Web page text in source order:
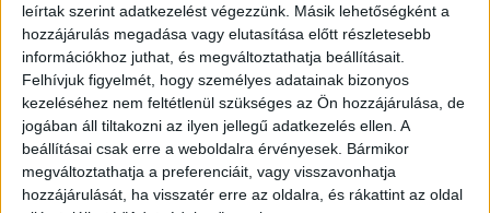
leírtak szerint adatkezelést végezzünk. Másik lehetőségként a
hozzájárulás megadása vagy elutasítása előtt részletesebb
információkhoz juthat, és megváltoztathatja beállításait.
Felhívjuk figyelmét, hogy személyes adatainak bizonyos
kezeléséhez nem feltétlenül szükséges az Ön hozzájárulása, de
jogában áll tiltakozni az ilyen jellegű adatkezelés ellen. A
beállításai csak erre a weboldalra érvényesek. Bármikor
megváltoztathatja a preferenciáit, vagy visszavonhatja
hozzájárulását, ha visszatér erre az oldalra, és rákattint az oldal
2025-ben:kb.17 000 – 18 000 Ft/év
2026-ban:kb.19 000 – 20 500 Ft/év?Éves plusz
teher:2 000–3 000 Ft
Egy erősebb, 110 kW-os, 5–7 éves autó esetén:
2025-ben:kb.26 000 – 27 000 Ft/év
2026-ban:kb.29 000 – 31 000 Ft/év?Éves plusz